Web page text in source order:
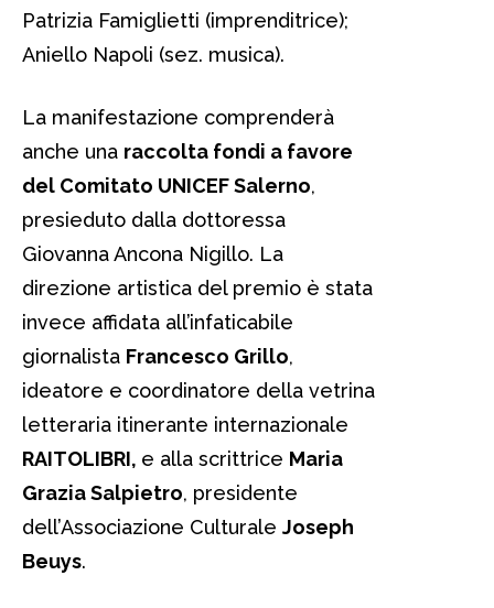
Patrizia Famiglietti (imprenditrice);
Aniello Napoli (sez. musica).
La manifestazione comprenderà
anche una raccolta fondi a favore
del Comitato UNICEF Salerno,
presieduto dalla dottoressa
Giovanna Ancona Nigillo. La
direzione artistica del premio è stata
invece affidata all’infaticabile
giornalista Francesco Grillo,
ideatore e coordinatore della vetrina
letteraria itinerante internazionale
RAITOLIBRI, e alla scrittrice Maria
Grazia Salpietro, presidente
dell’Associazione Culturale Joseph
Beuys.